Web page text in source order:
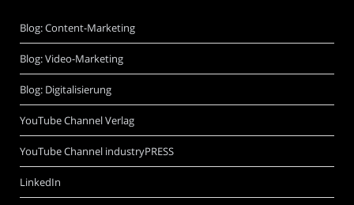
Blog: Content-Marketing
Blog: Video-Marketing
Blog: Digitalisierung
YouTube Channel Verlag
YouTube Channel industryPRESS
LinkedIn